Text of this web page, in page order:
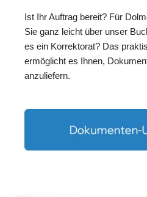
Ist Ihr Auftrag bereit? Für
Sie ganz leicht über unser
es ein Korrektorat? Das
ermöglicht es Ihnen,
anzuliefern.